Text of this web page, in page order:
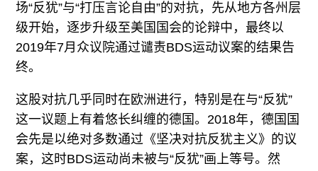
场“反犹”与“打压言论自由”的对抗，先从地方各州层
级开始，逐步升级至美国国会的论辩中，最终以
2019年7月众议院通过谴责BDS运动议案的结果告
终。
这股对抗几乎同时在欧洲进行，特别是在与“反犹”
这一议题上有着悠长纠缠的德国。2018年，德国国
会先是以绝对多数通过《坚决对抗反犹主义》的议
案，这时BDS运动尚未被与“反犹”画上等号。然